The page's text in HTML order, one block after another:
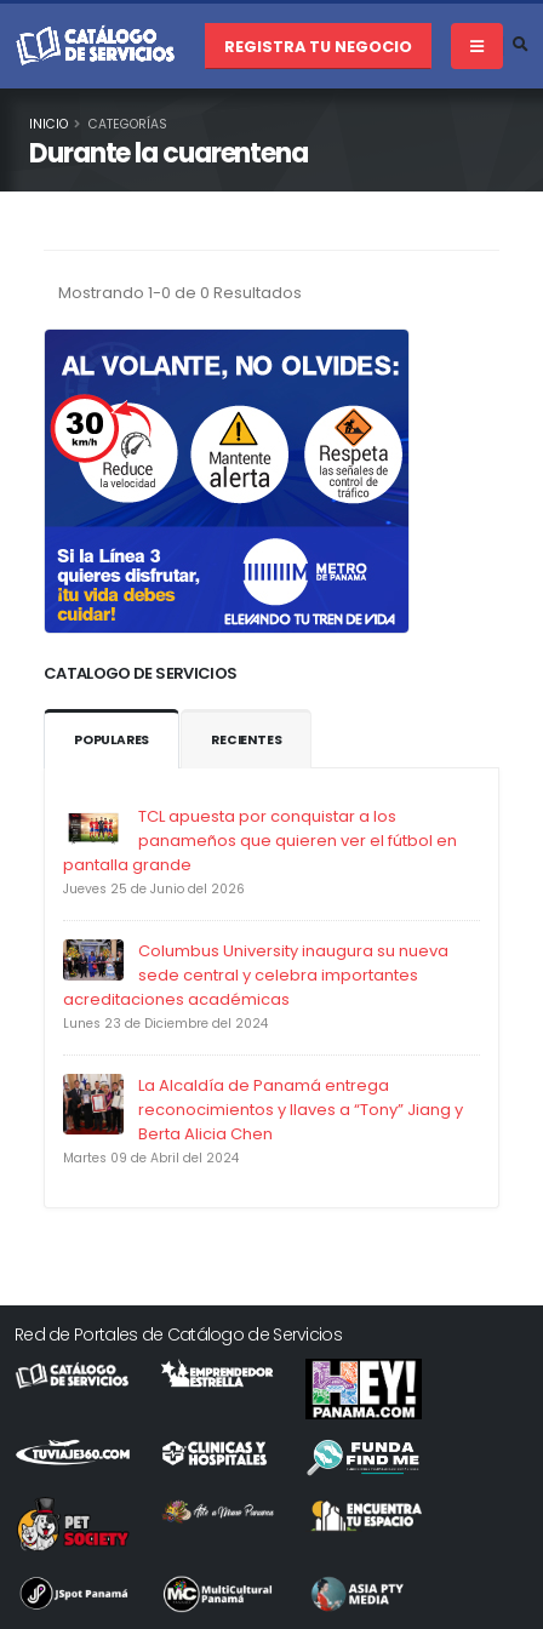
REGISTRA TU NEGOCIO
Durante la cuarentena
INICIO CATEGORÍAS
Mostrando 1-0 de 0 Resultados
CATALOGO DE SERVICIOS
POPULARES RECIENTES
TCL apuesta por conquistar a los
panameños que quieren ver el fútbol en
pantalla grande
Jueves 25 de Junio del 2026
Columbus University inaugura su nueva
sede central y celebra importantes
acreditaciones académicas
Lunes 23 de Diciembre del 2024
La Alcaldía de Panamá entrega
reconocimientos y llaves a “Tony” Jiang y
Berta Alicia Chen
Martes 09 de Abril del 2024
Red de Portales de Catálogo de Servicios